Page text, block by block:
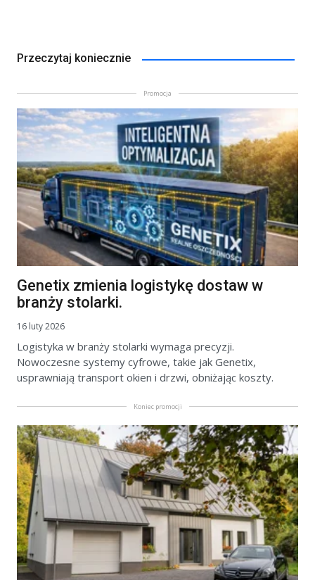
Przeczytaj koniecznie
Promocja
Genetix zmienia logistykę dostaw w
branży stolarki.
16 luty 2026
Logistyka w branży stolarki wymaga precyzji.
Nowoczesne systemy cyfrowe, takie jak Genetix,
usprawniają transport okien i drzwi, obniżając koszty.
Koniec promocji